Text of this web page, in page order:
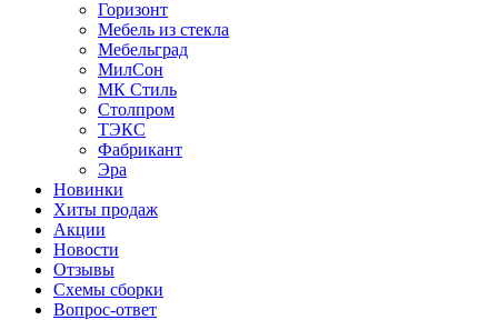
Горизонт
Мебель из стекла
Мебельград
МилСон
МК Стиль
Столпром
ТЭКС
Фабрикант
Эра
Новинки
Хиты продаж
Акции
Новости
Отзывы
Схемы сборки
Вопрос-ответ